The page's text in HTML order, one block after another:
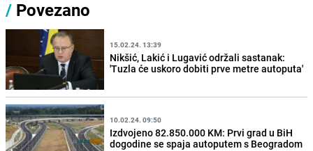
/ Povezano
15.02.24. 13:39
Nikšić, Lakić i Lugavić održali sastanak:
'Tuzla će uskoro dobiti prve metre autoputa'
10.02.24. 09:50
Izdvojeno 82.850.000 KM: Prvi grad u BiH
dogodine se spaja autoputem s Beogradom